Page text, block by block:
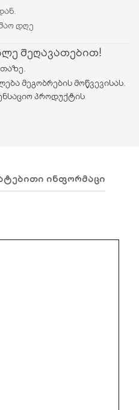
დღე
შეღავათებით!
მეგობრების მოწვევისას.
პროდუქტის
ᲘᲜᲤᲝᲠᲛᲐᲪᲘᲐ